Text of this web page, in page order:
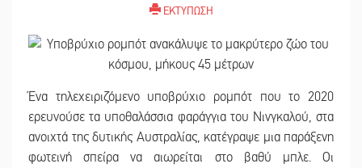
ΕΚΤΥΠΩΣΗ
Ένα τηλεχειριζόμενο υποβρύχιο ρομπότ που το 2020
ερευνούσε τα υποθαλάσσια φαράγγια του Νινγκαλού, στα
ανοιχτά της δυτικής Αυστραλίας, κατέγραψε μια παράξενη
φωτεινή σπείρα να αιωρείται στο βαθύ μπλε. Οι